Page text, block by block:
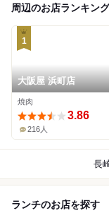
周辺のお店ランキング
1
大阪屋 浜町店
焼肉
3.86
216人
長
ランチのお店を探す